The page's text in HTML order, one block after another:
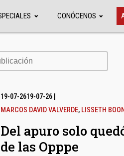
CONÓCENOS
19-07-2619-07-26|
MARCOS DAVID VALVERDE, LISSETH BOON
Del apuro solo
de las Opppe